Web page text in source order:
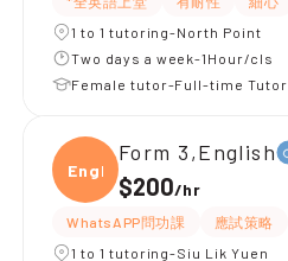
1 to 1 tutoring-North Point
Two days a week-1Hour/cls
Female tutor-Full-time Tutor
Engli
Form 3,English
$200/hr
WhatsAPP問功課 應試策略
1 to 1 tutoring-Siu Lik Yuen